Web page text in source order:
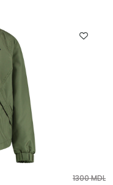
1300 MDL